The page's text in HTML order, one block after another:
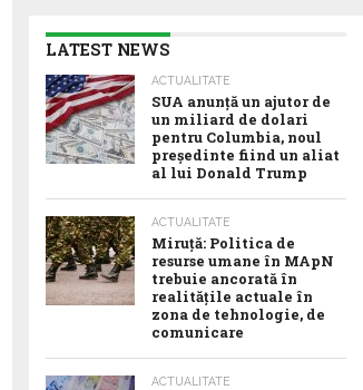
LATEST NEWS
ACTUALITATE
SUA anunţă un ajutor de
un miliard de dolari
pentru Columbia, noul
preşedinte fiind un aliat
al lui Donald Trump
ACTUALITATE
Miruță: Politica de
resurse umane în MApN
trebuie ancorată în
realitățile actuale în
zona de tehnologie, de
comunicare
ACTUALITATE